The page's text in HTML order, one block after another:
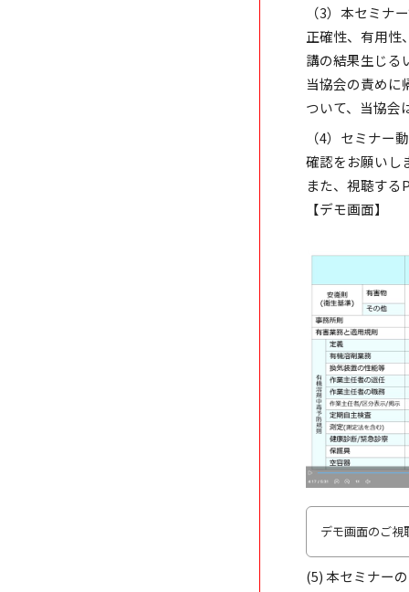
（3）本セミナ
正確性、有用性
講の結果生じる
当協会の責めに
ついて、当協会
（4）セミナー
確認をお願いし
また、視聴する
【デモ画面】
デモ画面のご視
(5) 本セミナー